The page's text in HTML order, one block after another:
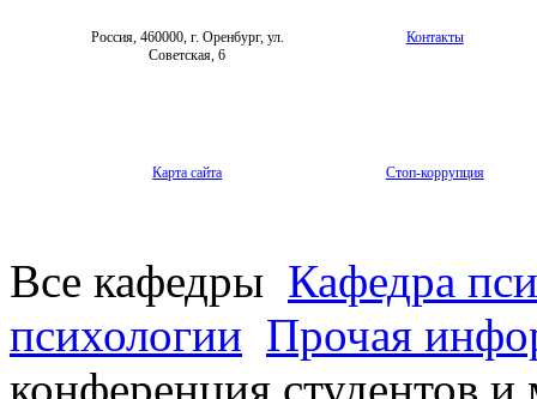
Россия, 460000, г. Оренбург, ул.
Советская, 6
Контакты
Карта сайта Стоп-коррупция
Все кафедры Кафедра
психологии Прочая
конференция студентов